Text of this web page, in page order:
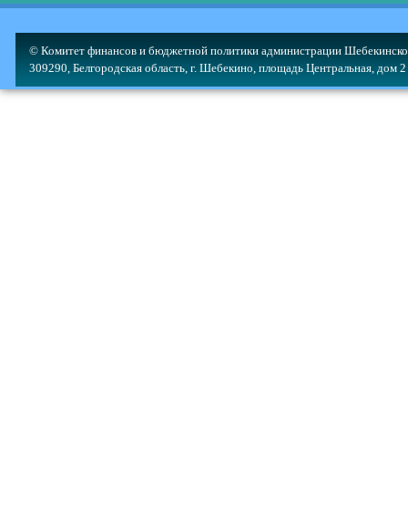
© Комитет финансов и бюджетной политики администрации
309290, Белгородская область, г. Шебекино, площадь Центральная, дом 2